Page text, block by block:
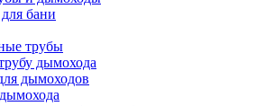
бани
трубы
дымохода
дымоходов